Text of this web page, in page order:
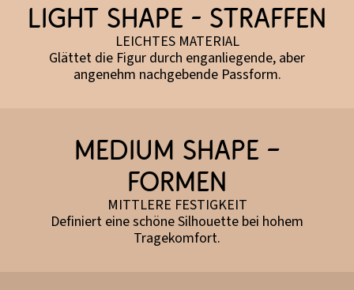
Light Shape - straffen
LEICHTES MATERIAL
Glättet die Figur durch enganliegende, aber
angenehm nachgebende Passform.
Medium Shape –
formen
MITTLERE FESTIGKEIT
Definiert eine schöne Silhouette bei hohem
Tragekomfort.